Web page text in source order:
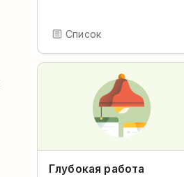
Список
Глубокая работа